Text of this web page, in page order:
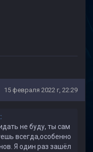
15 февраля 2022 г, 22:29
не буду, ты сам
всегда,особенно
Я один раз зашёл